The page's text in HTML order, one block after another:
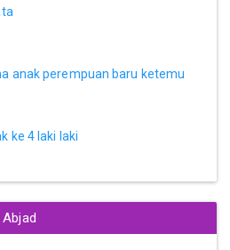
anak perempuan baru ketemu
ke 4 laki laki